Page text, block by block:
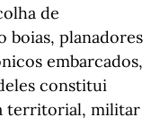
de
boias, planadores
embarcados,
constitui
territorial, militar